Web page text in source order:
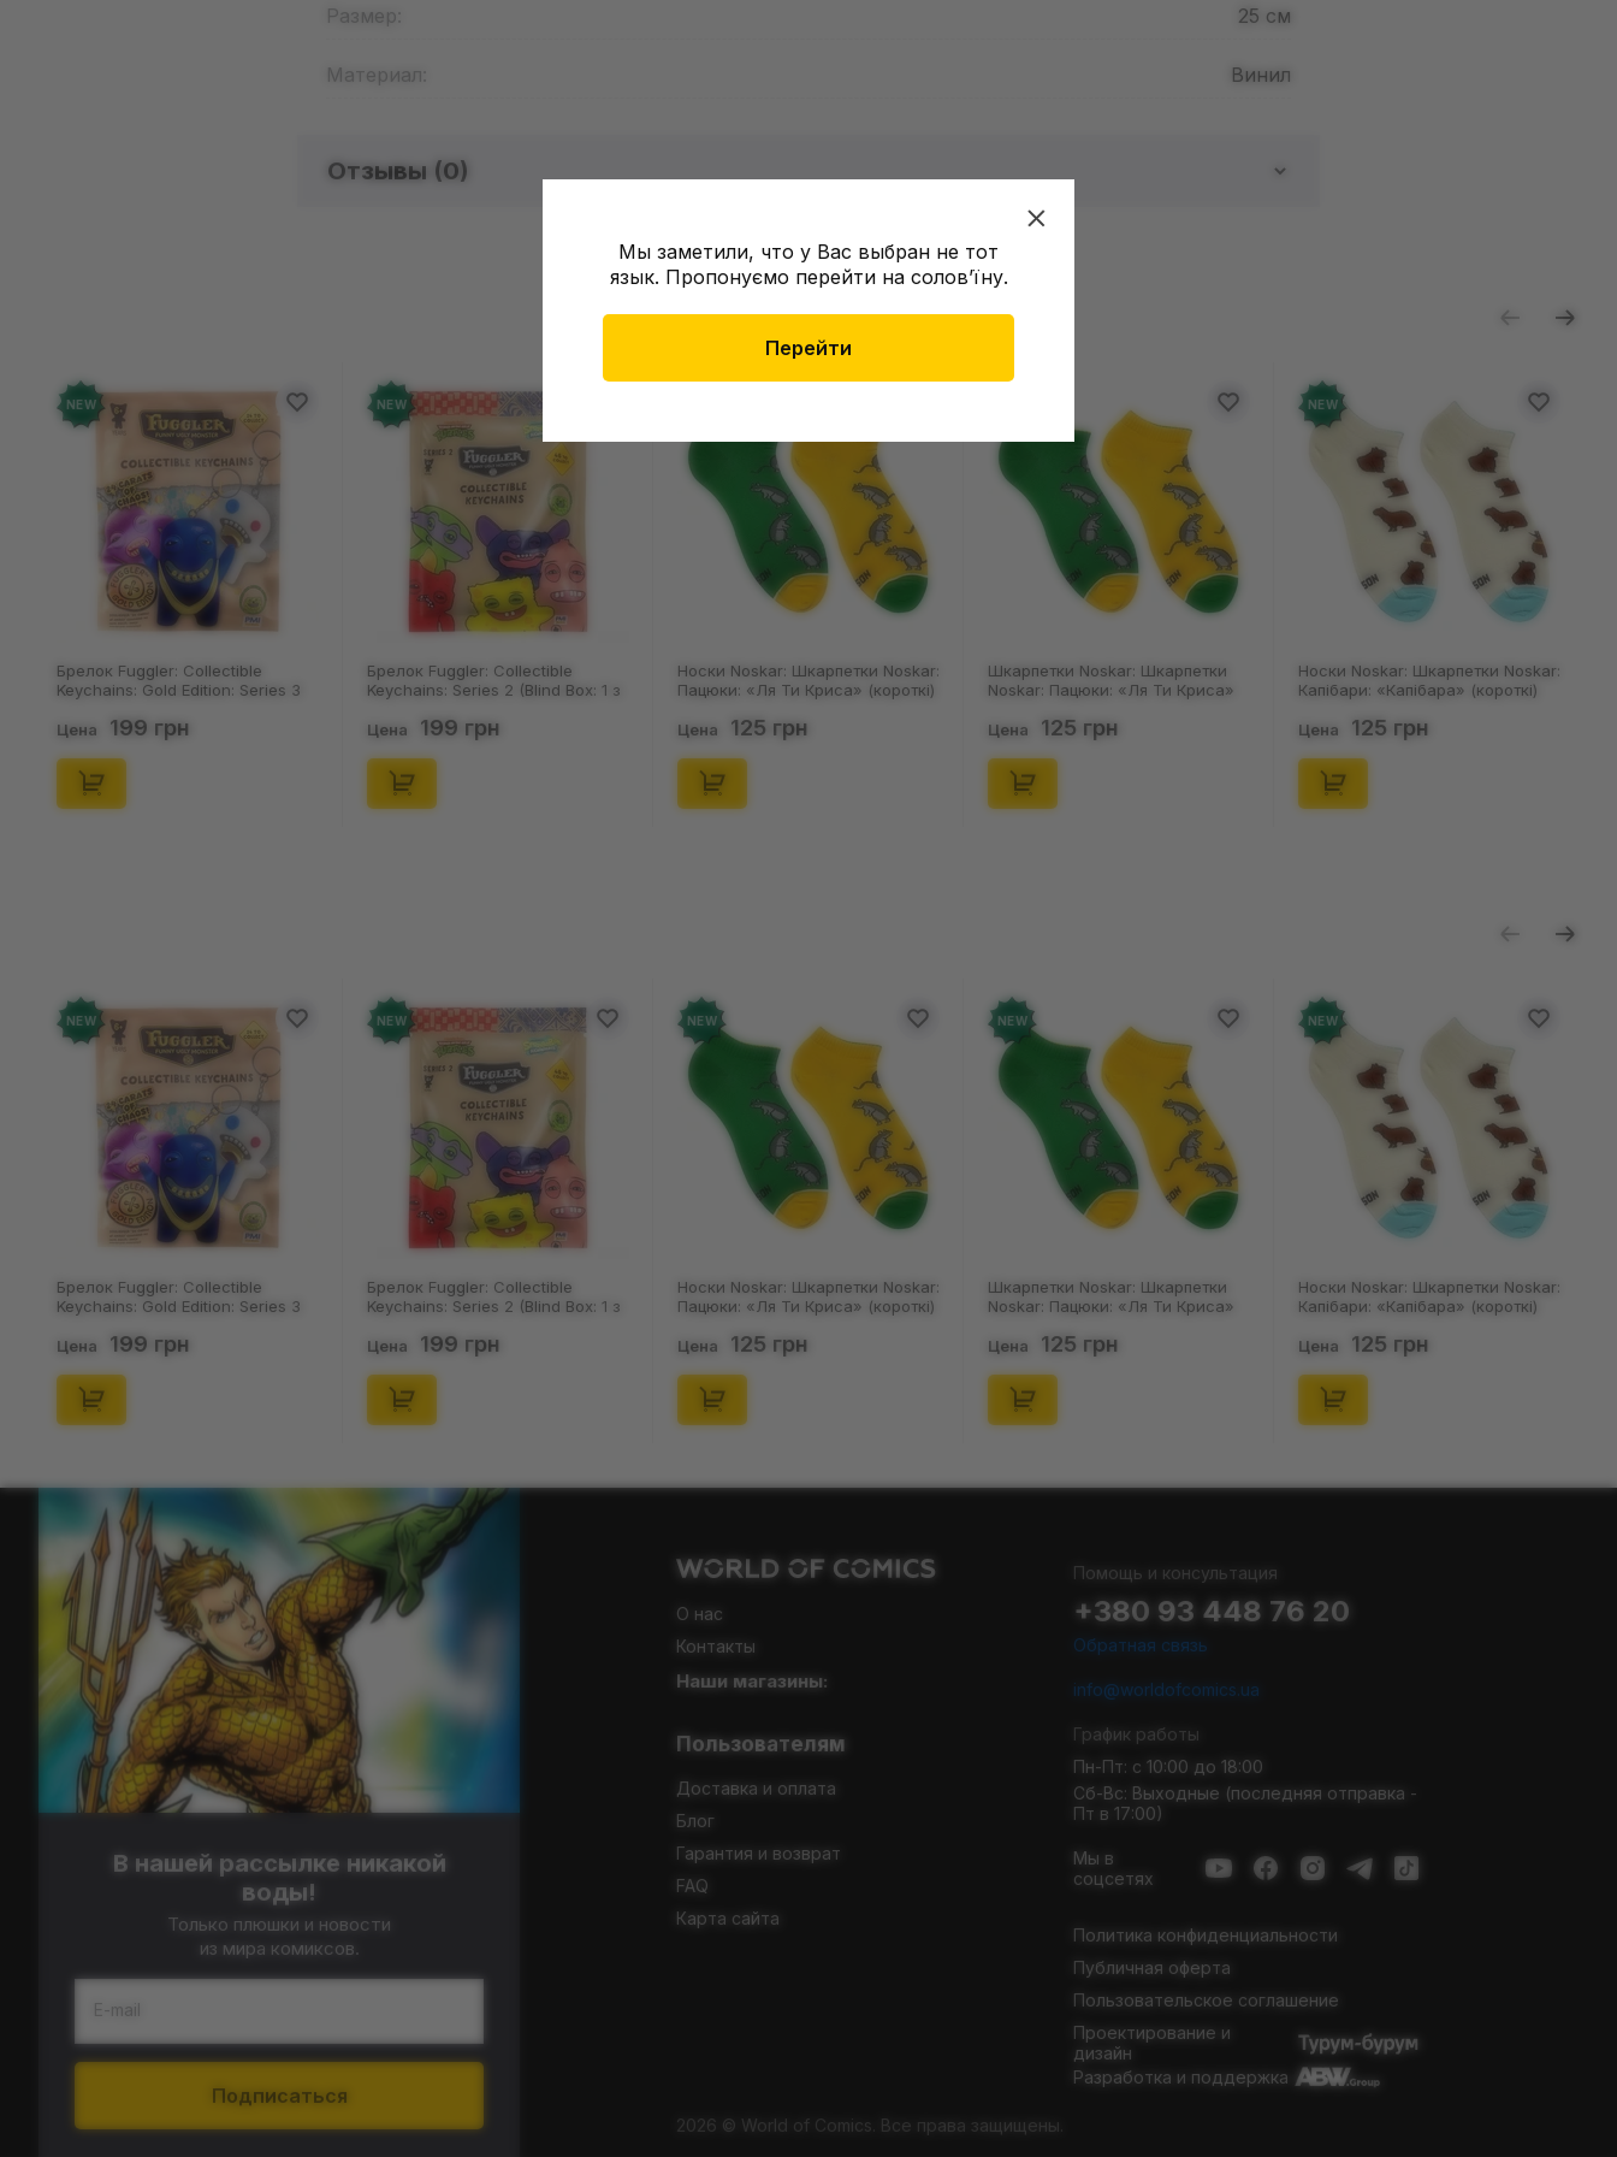
Мы заметили, что у Вас выбран не тот
язык. Пропонуємо перейти на соловʼїну.
Перейти
Размер: 25 см
Материал: Винил
Отзывы (0)
Отзывов о товаре еще нет Оставить отзыв
NEW
Брелок Fuggler: Collectible
Keychains: Gold Edition: Series 3
Цена 199 грн
NEW
Брелок Fuggler: Collectible
Keychains: Series 2 (Blind Box: 1 з
Цена 199 грн
Носки Noskar: Шкарпетки Noskar:
Пацюки: «Ля Ти Криса» (короткі)
Цена 125 грн
Шкарпетки Noskar: Шкарпетки
Noskar: Пацюки: «Ля Ти Криса»
Цена 125 грн
NEW
Носки Noskar: Шкарпетки Noskar:
Капібари: «Капібара» (короткі)
Цена 125 грн
NEW
Брелок Fuggler: Collectible
Keychains: Gold Edition: Series 3
Цена 199 грн
NEW
Брелок Fuggler: Collectible
Keychains: Series 2 (Blind Box: 1 з
Цена 199 грн
NEW
Носки Noskar: Шкарпетки Noskar:
Пацюки: «Ля Ти Криса» (короткі)
Цена 125 грн
NEW
Шкарпетки Noskar: Шкарпетки
Noskar: Пацюки: «Ля Ти Криса»
Цена 125 грн
NEW
Носки Noskar: Шкарпетки Noskar:
Капібари: «Капібара» (короткі)
Цена 125 грн
В нашей рассылке никакой
воды!
Только плюшки и новости
из мира комиксов.
E-mail
Подписаться
О нас
Контакты
Наши магазины:
Пользователям
Доставка и оплата
Блог
Гарантия и возврат
FAQ
Карта сайта
Помощь и консультация
+380 93 448 76 20
Обратная связь
info@worldofcomics.ua
График работы
Пн-Пт: с 10:00 до 18:00
Сб-Вс: Выходные (последняя отправка -
Пт в 17:00)
Мы в
соцсетях
Политика конфиденциальности
Публичная оферта
Пользовательское соглашение
Проектирование и
дизайн
Разработка и поддержка
2026 © World of Comics. Все права защищены.